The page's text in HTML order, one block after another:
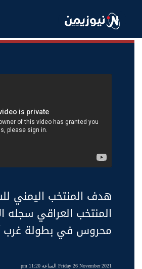
هدف المنتخب اليمني
المنتخب العراقي سجله
محروس في بطولة غرب
Friday 26 November 2021 الساعة 11:20 pm